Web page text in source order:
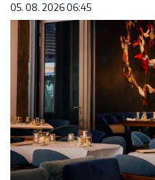
05. 08. 2026 06:45